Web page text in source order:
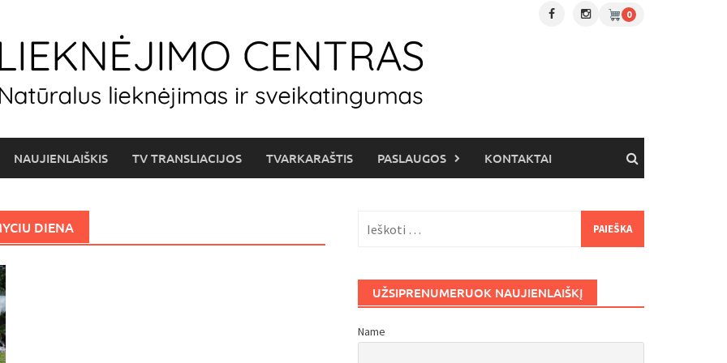
0
NAUJIENLAIŠKIS TV TRANSLIACIJOS TVARKARAŠTIS PASLAUGOS KONTAKTAI
DIENA
UŽSIPRENUMERUOK NAUJIENLAIŠKĮ
Name